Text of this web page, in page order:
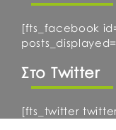
[fts_facebook
Στο Twitter
[fts_twitter